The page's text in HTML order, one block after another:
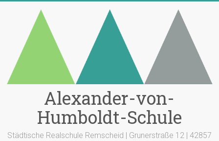
Alexander-von-
Humboldt-Schule
Städtische Realschule Remscheid | Grunerstraße 12 | 42857